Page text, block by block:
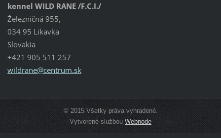
kennel WILD RANE /F.C.I./
Železničná 955,
034 95 Likavka
Slovakia
+421 905 511 257
wildrane@centrum.sk
© 2015 Všetky práva vyhradené.
Vytvorené službou Webnode